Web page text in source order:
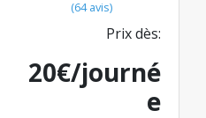
(64 avis)
Prix dès:
20€/journé
e